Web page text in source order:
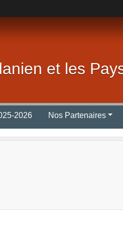
et les
2026 Nos Partenaires